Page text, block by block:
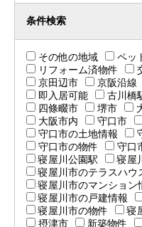
条件検索
その他の地域
ペッ
リフォーム済物件
京田辺市
京阪沿線
即入居可能
古川橋
四條畷市
堺市
大阪市内
守口市
守口市の土地情報
守口市の物件
守口
寝屋川公園駅
寝屋
寝屋川市のテラスハウ
寝屋川市のマンション
寝屋川市の戸建情報
寝屋川市の物件
寝
摂津市
新築物件